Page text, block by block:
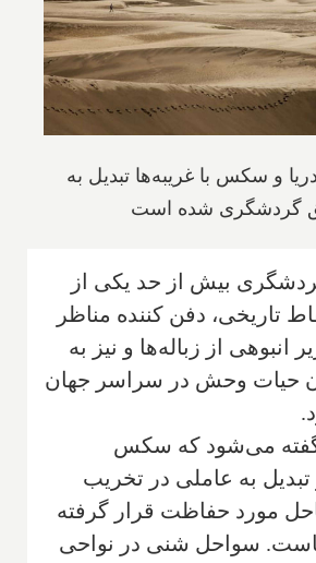
و سکس با غریبه‌ها تبدیل به
گردشگری شده است
بیش از حد یکی از
تاریخی، دفن کننده مناظر
انبوهی از زباله‌ها و نیز به
حیات وحش در سراسر جهان
می‌شود که سکس
به عاملی در تخریب
مورد حفاظت قرار گرفته
سواحل شنی در نواحی